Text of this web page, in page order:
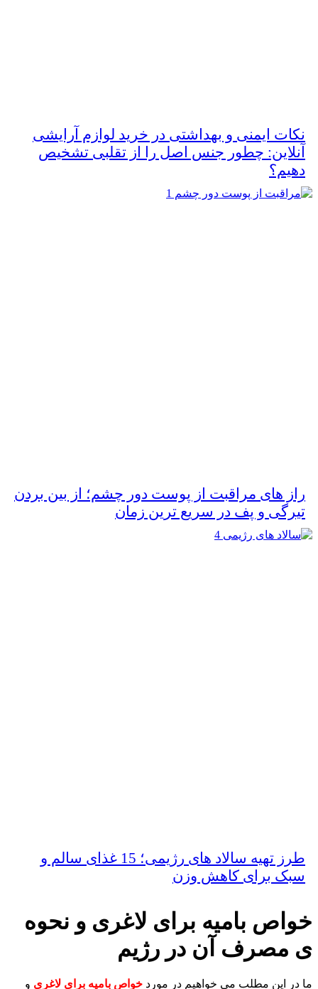
نکات ایمنی و بهداشتی در خرید لوازم آرایشی
آنلاین: چطور جنس اصل را از تقلبی تشخیص
دهیم؟
راز های مراقبت از پوست دور چشم؛ از بین بردن
تیرگی و پف در سریع‌ ترین زمان
طرز تهیه سالاد های رژیمی؛ 15 غذای سالم و
سبک برای کاهش وزن
خواص بامیه برای لاغری و نحوه
ی مصرف آن در رژیم
ما در این مطلب می خواهیم در مورد خواص بامیه برای لاغری و